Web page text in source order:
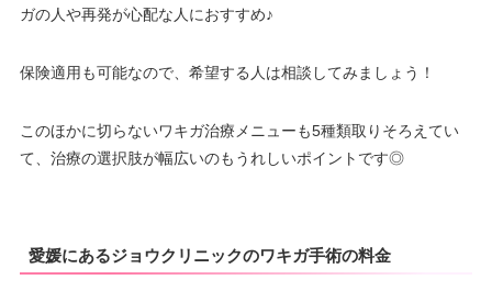
ガの人や再発が心配な人におすすめ♪
保険適用も可能なので、希望する人は相談してみましょう！
このほかに切らないワキガ治療メニューも5種類取りそろえてい
て、治療の選択肢が幅広いのもうれしいポイントです◎
愛媛にあるジョウクリニックのワキガ手術の料金